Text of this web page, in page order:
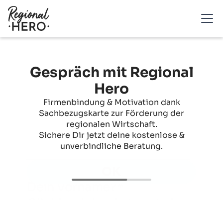
Gespräch mit Regional
Hero
Firmenbindung & Motivation dank
Sachbezugskarte zur Förderung der
regionalen Wirtschaft.
Sichere Dir jetzt deine kostenlose &
unverbindliche Beratung.